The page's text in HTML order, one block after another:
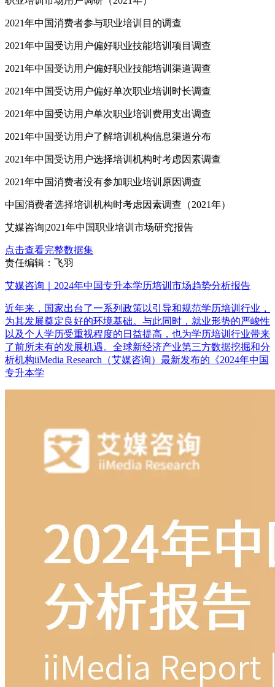
2021年中国消费者参与职业培训目的调查
2021年中国受访用户偏好职业技能培训项目调查
2021年中国受访用户偏好职业技能培训渠道调查
2021年中国受访用户偏好单次职业培训时长调查
2021年中国受访用户单次职业培训费用支出调查
2021年中国受访用户了解培训机构信息渠道分布
2021年中国受访用户选择培训机构时考虑因素调查
2021年中国消费者没有参加职业培训原因调查
中国消费者选择培训机构时考虑因素调查（2021年）
艾媒咨询|2021年中国职业培训市场研究报告
点击查看完整数据集
责任编辑：飞羽
艾媒咨询｜2024年中国专升本学历培训市场趋势分析报告
近年来，国家出台了一系列政策以引导和规范学历培训行业，
为其发展奠定良好的环境基础。与此同时，就业形势的严峻性
以及个人学历受重视程度的日益提高，也为学历培训行业带来
了前所未有的发展机遇。全球新经济产业第三方数据挖掘和分
析机构iiMedia Research（艾媒咨询）最新发布的《2024年中国
专升本学